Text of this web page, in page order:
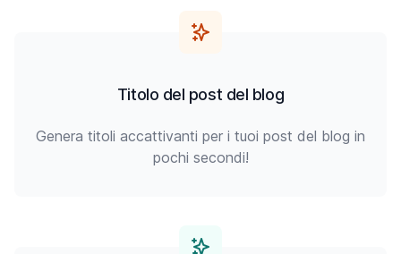
Titolo del post del blog
Genera titoli accattivanti per i tuoi post del blog in
pochi secondi!